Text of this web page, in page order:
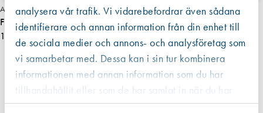
analysera vår trafik. Vi vidarebefordrar även sådana
identifierare och annan information från din enhet till
de sociala medier och annons- och analysföretag som
vi samarbetar med. Dessa kan i sin tur kombinera
informationen med annan information som du har
tillhandahållit eller som de har samlat in när du har
använt deras tjänster.
Art. nr 2162
Fix 23 Fönstervred hake dubbel 25mm
102,00 kr